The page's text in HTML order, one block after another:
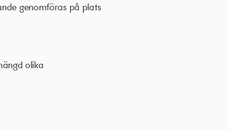
genomföras på plats
olika